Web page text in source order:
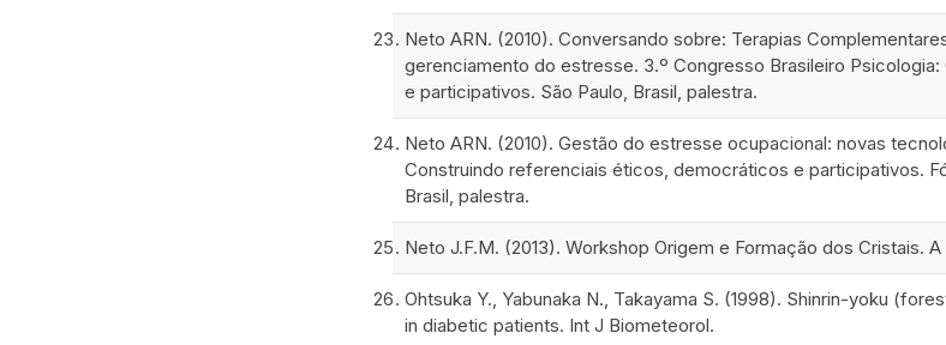
Neto ARN. (2010). Conversando sobre: Terapias
gerenciamento do estresse. 3.º Congresso Brasileiro
e participativos. São Paulo, Brasil, palestra.
Neto ARN. (2010). Gestão do estresse ocupacional: novas
Construindo referenciais éticos, democráticos e participativos.
Brasil, palestra.
Neto J.F.M. (2013). Workshop Origem e Formação dos Cristais.
Ohtsuka Y., Yabunaka N., Takayama S. (1998). Shinrin-yoku
in diabetic patients. Int J Biometeorol.